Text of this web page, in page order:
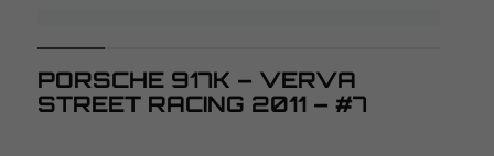
PORSCHE 917K – VERVA
STREET RACING 2011 – #7